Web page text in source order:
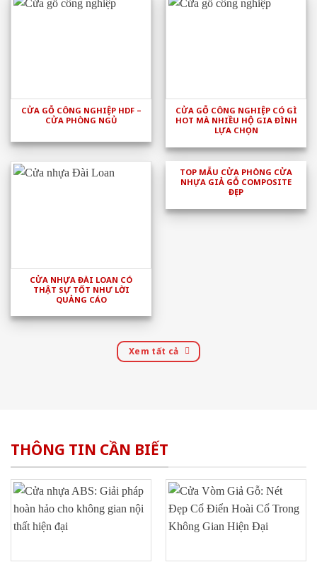
CỬA GỖ CÔNG NGHIỆP HDF –
CỬA PHÒNG NGỦ
CỬA GỖ CÔNG NGHIỆP CÓ GÌ
HOT MÀ NHIỀU HỘ GIA ĐÌNH
LỰA CHỌN
CỬA NHỰA ĐÀI LOAN CÓ
THẬT SỰ TỐT NHƯ LỜI
QUẢNG CÁO
TOP MẪU CỬA PHÒNG CỬA
NHỰA GIẢ GỖ COMPOSITE
ĐẸP
Xem tất cả
THÔNG TIN CẦN BIẾT